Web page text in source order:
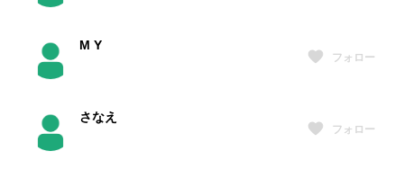
M Y
フォロー
さなえ
フォロー